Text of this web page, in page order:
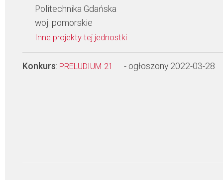
Politechnika Gdańska
woj. pomorskie
Inne projekty tej jednostki
Konkurs: PRELUDIUM 21 - ogłoszony 2022-03-28